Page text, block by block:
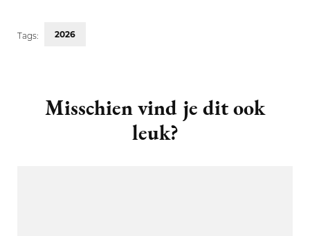
Tags: 2026
Navigation
Misschien vind je dit ook
leuk?